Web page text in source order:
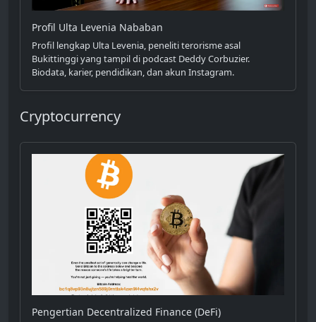
Profil Ulta Levenia Nababan
Profil lengkap Ulta Levenia, peneliti terorisme asal
Bukittinggi yang tampil di podcast Deddy Corbuzier.
Biodata, karier, pendidikan, dan akun Instagram.
Cryptocurrency
Pengertian Decentralized Finance (DeFi)